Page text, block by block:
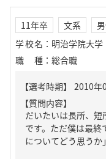
11年卒 文系
学校名 ： 明治学院大学
職種 ： 総合職
【質問内容】
だいたいは長所、
です。ただ僕は最
についてどう思うか